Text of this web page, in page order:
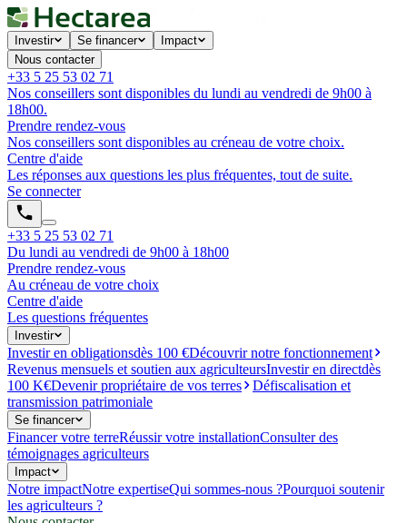
Investir Se financer
Impact
Nous contacter
+33 5 25 53 02 71
Nos conseillers sont disponibles du lundi au vendredi de 9h00 à
18h00.
Prendre rendez-vous
Nos conseillers sont disponibles au créneau de votre choix.
Centre d'aide
Les réponses aux questions les plus fréquentes, tout de suite.
Se connecter
+33 5 25 53 02 71
Du lundi au vendredi de 9h00 à 18h00
Prendre rendez-vous
Au créneau de votre choix
Centre d'aide
Les questions fréquentes
Investir
Investir en obligationsdès 100 €Découvrir notre fonctionnement
Revenus mensuels et soutien aux agriculteursInvestir en directdès
100 K€Devenir propriétaire de vos terres
Défiscalisation et
transmission patrimoniale
Se financer
Financer votre terreRéussir votre installationConsulter des
témoignages agriculteurs
Impact
Notre impactNotre expertiseQui sommes-nous ?Pourquoi soutenir
les agriculteurs ?